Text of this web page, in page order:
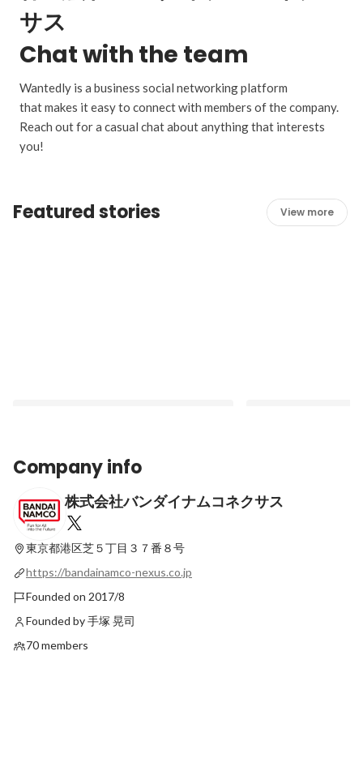
サス
Chat with the team
Wantedly is a business social networking platform
that makes it easy to connect with members of the company.
Reach out for a casual chat about anything that interests
you!
Featured stories View more
バンダイナムコネクサスに入社し半年が経
ちました【データコンサルタント】
Latest
バンダイナムコネク
Company info
株式会社バンダイナムコネクサス
東京都港区芝５丁目３７番８号
https://bandainamco-nexus.co.jp
Founded on 2017/8
Founded by 手塚 晃司
70 members